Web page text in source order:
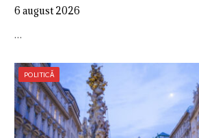
6 august 2026
…
POLITICĂ